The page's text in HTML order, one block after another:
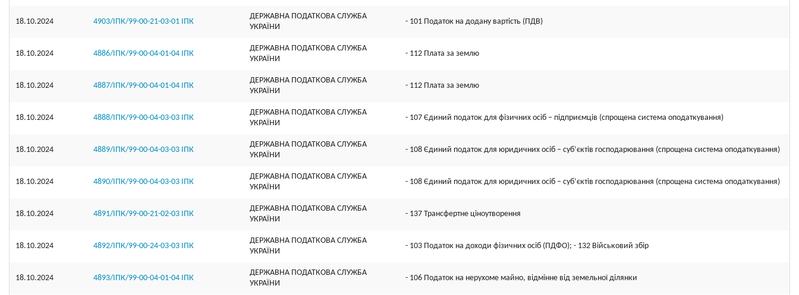
18.10.2024 4903/ІПК/99-00-21-03-01 ІПК
ДЕРЖАВНА ПОДАТКОВА СЛУЖБА
УКРАЇНИ
- 101 Податок на додану вартість (ПДВ)
18.10.2024 4886/ІПК/99-00-04-01-04 ІПК
ДЕРЖАВНА ПОДАТКОВА СЛУЖБА
УКРАЇНИ
- 112 Плата за землю
18.10.2024 4887/ІПК/99-00-04-01-04 ІПК
ДЕРЖАВНА ПОДАТКОВА СЛУЖБА
УКРАЇНИ
- 112 Плата за землю
18.10.2024 4888/ІПК/99-00-04-03-03 ІПК
ДЕРЖАВНА ПОДАТКОВА СЛУЖБА
УКРАЇНИ
- 107 Єдиний податок для фізичних осіб – підприємців (спрощена система оподаткування)
18.10.2024 4889/ІПК/99-00-04-03-03 ІПК
ДЕРЖАВНА ПОДАТКОВА СЛУЖБА
УКРАЇНИ
- 108 Єдиний податок для юридичних осіб – суб’єктів господарювання (спрощена система оподаткування)
18.10.2024 4890/ІПК/99-00-04-03-03 ІПК
ДЕРЖАВНА ПОДАТКОВА СЛУЖБА
УКРАЇНИ
- 108 Єдиний податок для юридичних осіб – суб’єктів господарювання (спрощена система оподаткування)
18.10.2024 4891/ІПК/99-00-21-02-03 ІПК
ДЕРЖАВНА ПОДАТКОВА СЛУЖБА
УКРАЇНИ
- 137 Трансфертне ціноутворення
18.10.2024 4892/ІПК/99-00-24-03-03 ІПК
ДЕРЖАВНА ПОДАТКОВА СЛУЖБА
УКРАЇНИ
- 103 Податок на доходи фізичних осіб (ПДФО); - 132 Військовий збір
18.10.2024 4893/ІПК/99-00-04-01-04 ІПК
ДЕРЖАВНА ПОДАТКОВА СЛУЖБА
УКРАЇНИ
- 106 Податок на нерухоме майно, відмінне від земельної ділянки